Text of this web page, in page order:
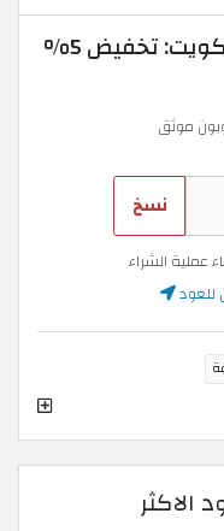
كوبون خصم الدخيل للعود الكويت: تخفيض 5%
موثق
نسخ
عملية الشراء
للعود
الاكثر